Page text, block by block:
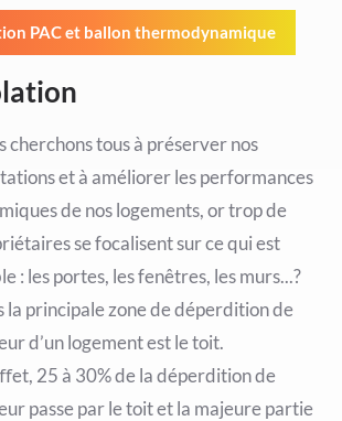
PAC et ballon thermodynamique
cherchons tous à préserver nos
et à améliorer les performances
de nos logements, or trop de
se focalisent sur ce qui est
: les portes, les fenêtres, les murs...?
la principale zone de déperdition de
d’un logement est le toit.
25 à 30% de la déperdition de
passe par le toit et la majeure partie